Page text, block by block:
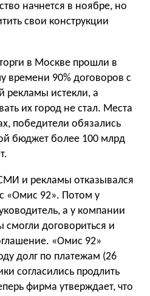
начнется в ноябре, но
свои конструкции
в Москве прошли в
времени 90% договоров с
рекламы истекли, а
их город не стал. Места
победители обязались
бюджет более 100 млрд
и рекламы отказывался
«Омис 92». Потом у
а у компании
договориться и
«Омис 92»
долг по платежам (26
согласились продлить
фирма утверждает, что